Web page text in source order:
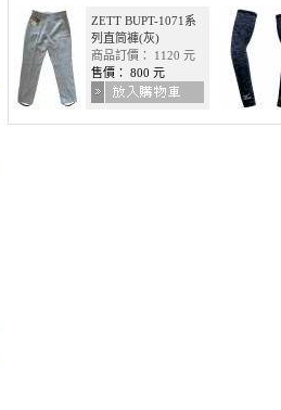
ZETT BUPT-1071系
列直筒褲(灰)
商品訂價： 1120 元
售價： 800 元